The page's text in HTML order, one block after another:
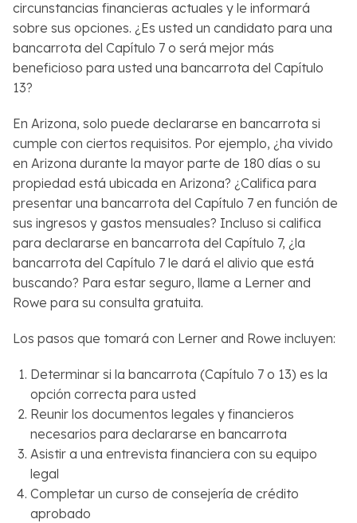
circunstancias financieras actuales y le informará
sobre sus opciones. ¿Es usted un candidato para una
bancarrota del Capítulo 7 o será mejor más
beneficioso para usted una bancarrota del Capítulo
13?
En Arizona, solo puede declararse en bancarrota si
cumple con ciertos requisitos. Por ejemplo, ¿ha vivido
en Arizona durante la mayor parte de 180 días o su
propiedad está ubicada en Arizona? ¿Califica para
presentar una bancarrota del Capítulo 7 en función de
sus ingresos y gastos mensuales? Incluso si califica
para declararse en bancarrota del Capítulo 7, ¿la
bancarrota del Capítulo 7 le dará el alivio que está
buscando? Para estar seguro, llame a Lerner and
Rowe para su consulta gratuita.
Los pasos que tomará con Lerner and Rowe incluyen:
Determinar si la bancarrota (Capítulo 7 o 13) es la
opción correcta para usted
Reunir los documentos legales y financieros
necesarios para declararse en bancarrota
Asistir a una entrevista financiera con su equipo
legal
Completar un curso de consejería de crédito
aprobado